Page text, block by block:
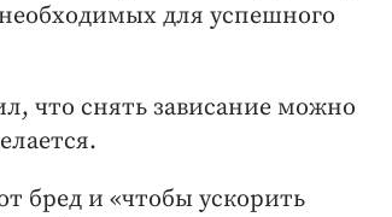
для успешного
что снять зависание можно
бред и «чтобы ускорить